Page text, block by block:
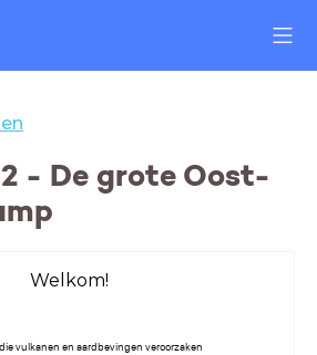
- De grote Oost-
Welkom!
vulkanen en aardbevingen veroorzaken